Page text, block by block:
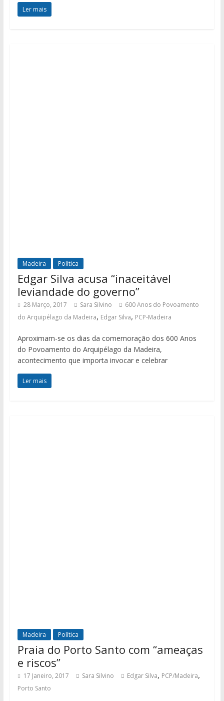
Ler mais
Madeira Política
Edgar Silva acusa “inaceitável
leviandade do governo”
28 Março, 2017 Sara Silvino
600 Anos do Povoamento
do Arquipélago da Madeira, Edgar Silva, PCP-Madeira
Aproximam-se os dias da comemoração dos 600 Anos
do Povoamento do Arquipélago da Madeira,
acontecimento que importa invocar e celebrar
Ler mais
Madeira Política
Praia do Porto Santo com “ameaças
e riscos”
17 Janeiro, 2017 Sara Silvino Edgar Silva, PCP/Madeira,
Porto Santo